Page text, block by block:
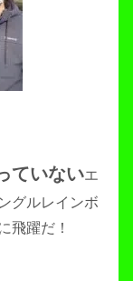
ていないエ
グルレインボ
飛躍だ！